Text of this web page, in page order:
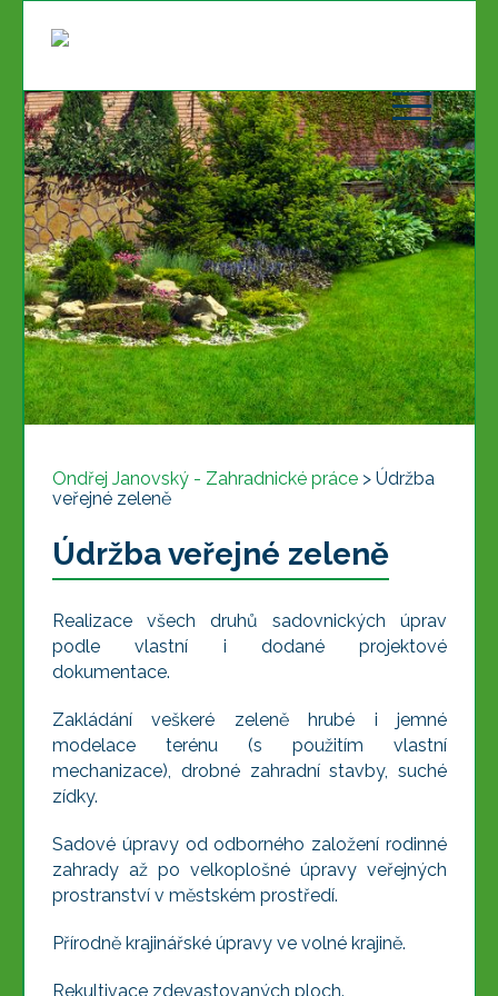
Ondřej Janovský - Zahradnické práce > Údržba
veřejné zeleně
Údržba veřejné zeleně
Realizace všech druhů sadovnických úprav
podle vlastní i dodané projektové
dokumentace.
Zakládání veškeré zeleně hrubé i jemné
modelace terénu (s použitím vlastní
mechanizace), drobné zahradní stavby, suché
zídky.
Sadové úpravy od odborného založení rodinné
zahrady až po velkoplošné úpravy veřejných
prostranství v městském prostředí.
Přírodně krajinářské úpravy ve volné krajině.
Rekultivace zdevastovaných ploch.